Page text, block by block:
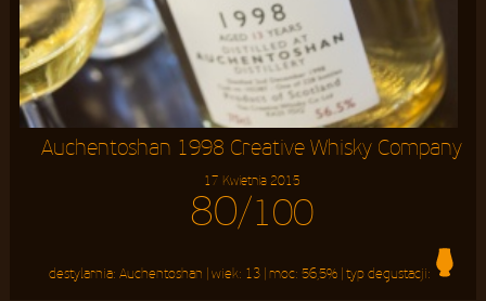
Auchentoshan 1998 Creative Whisky Company
17 Kwietnia 2015
80/100
destylarnia: Auchentoshan | wiek: 13| moc: 56,5%| typ degustacji: